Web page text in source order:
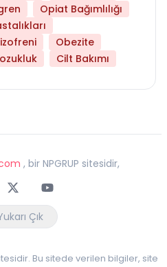
Opiat Bağımlılığı
Obezite
Cilt Bakımı
, bir NPGRUP sitesidir,
TwitterYoutube
Çık
Bu sitede verilen bilgiler, site